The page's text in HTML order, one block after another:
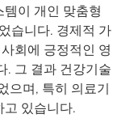
이 개인 맞춤형
습니다. 경제적 가
회에 긍정적인 영
. 그 결과 건강기술
으며, 특히 의료기
고 있습니다.